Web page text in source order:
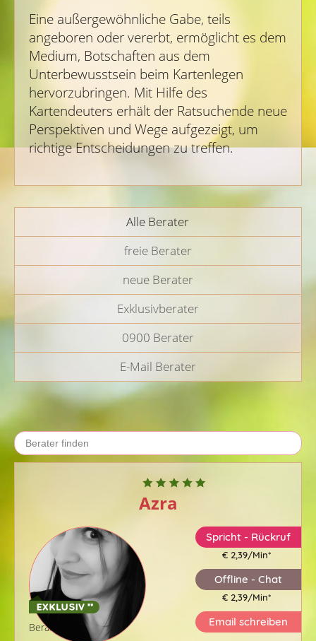
Eine außergewöhnliche Gabe, teils
angeboren oder vererbt, ermöglicht es dem
Medium, Botschaften aus dem
Unterbewusstsein beim Kartenlegen
hervorzubringen. Mit Hilfe des
Kartendeuters erhält der Ratsuchende neue
Perspektiven und Wege aufgezeigt, um
richtige Entscheidungen zu treffen.
Alle Berater
freie Berater
neue Berater
Exklusivberater
0900 Berater
E-Mail Berater
Azra
Berater-ID: 021
Spricht - Rückruf
€ 2,39/Min*
Offline - Chat
€ 2,39/Min*
Email schreiben